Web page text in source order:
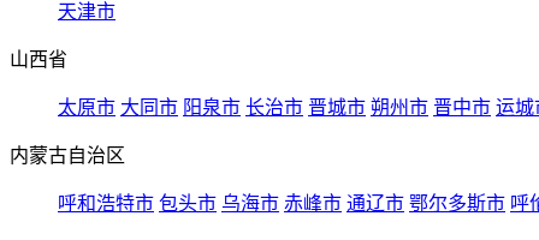
天津市
山西省
太原市 大同市 阳泉市 长治市 晋城市 朔州市 晋中市 运城
内蒙古自治区
呼和浩特市 包头市 乌海市 赤峰市 通辽市 鄂尔多斯市 呼